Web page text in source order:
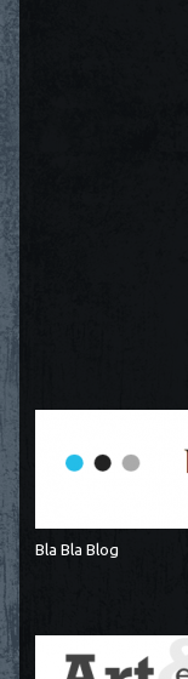
Bla Bla Blog